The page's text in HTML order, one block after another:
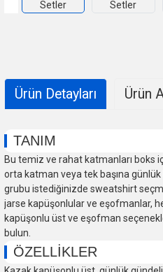
Ürün Detayları Ürün
TANIM
Bu temiz ve rahat katmanları boks
orta katman veya tek başına
grubu istediğinizde sweatshirt
jarse kapüşonlular ve eşofmanlar,
kapüşonlu üst ve eşofman
bulun.
ÖZELLİKLER